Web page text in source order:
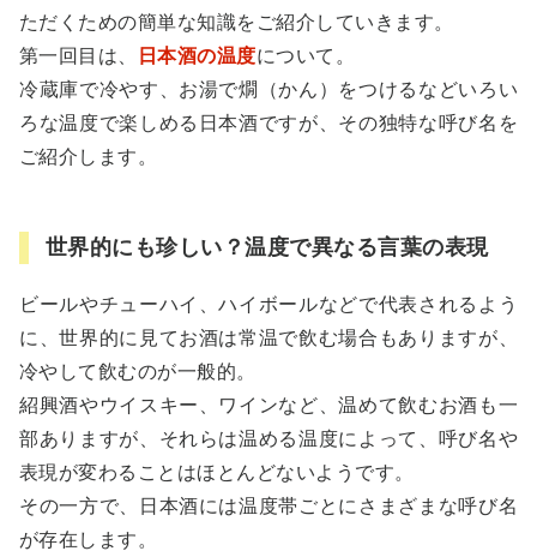
ただくための簡単な知識をご紹介していきます。
第一回目は、
日本酒の温度について。
冷蔵庫で冷やす、お湯で燗（かん）をつけるなどいろい
ろな温度で楽しめる日本酒ですが、その独特な呼び名を
ご紹介します。
世界的にも珍しい？温度で異なる言葉の表現
ビールやチューハイ、ハイボールなどで代表されるよう
に、世界的に見てお酒は常温で飲む場合もありますが、
冷やして飲むのが一般的。
紹興酒やウイスキー、ワインなど、温めて飲むお酒も一
部ありますが、それらは温める温度によって、呼び名や
表現が変わることはほとんどないようです。
その一方で、日本酒には温度帯ごとにさまざまな呼び名
が存在します。